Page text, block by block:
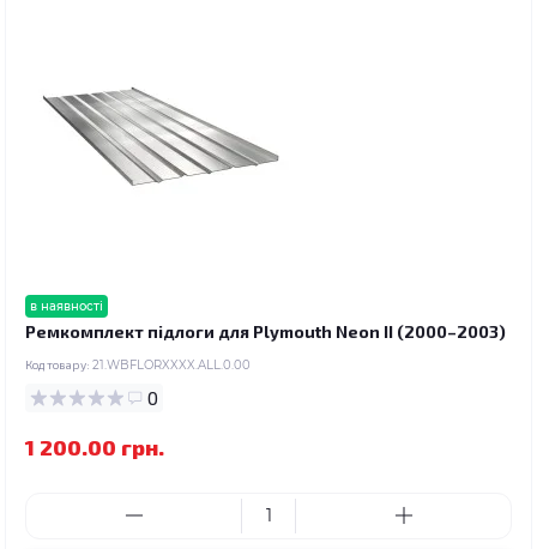
в наявності
Ремкомплект підлоги для Plymouth Neon II (2000–2003)
Код товару: 21.WBFLORXXXX.ALL.0.00
0
1 200.00 грн.